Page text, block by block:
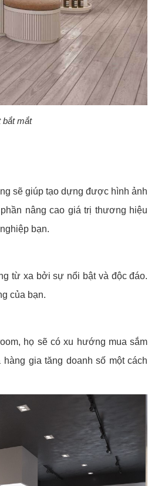
bắt mắt
sẽ giúp tạo dựng được hình ảnh
nâng cao giá trị thương hiệu
bạn.
từ xa bởi sự nổi bật và độc đáo.
của bạn.
họ sẽ có xu hướng mua sắm
gia tăng doanh số một cách